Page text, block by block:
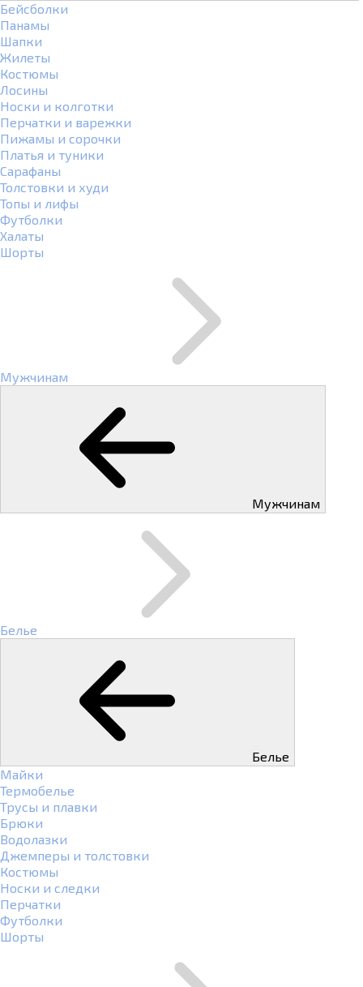
Бейсболки
Панамы
Шапки
Жилеты
Костюмы
Лосины
Носки и колготки
Перчатки и варежки
Пижамы и сорочки
Платья и туники
Сарафаны
Толстовки и худи
Топы и лифы
Футболки
Халаты
Шорты
Мужчинам
Мужчинам
Белье
Белье
Майки
Термобелье
Трусы и плавки
Брюки
Водолазки
Джемперы и толстовки
Костюмы
Носки и следки
Перчатки
Футболки
Шорты